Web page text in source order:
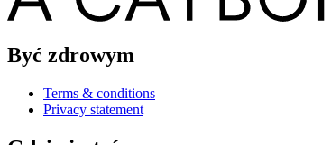
Być zdrowym
Terms & conditions
Privacy statement